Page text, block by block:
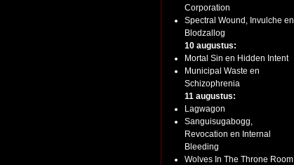
Corporation
Spectral Wound, Invulche en
Blodzallog
10 augustus:
Mortal Sin en Hidden Intent
Municipal Waste en
Schizophrenia
11 augustus:
Lagwagon
Sanguisugabogg,
Revocation en Internal
Bleeding
Wolves In The Throne Room